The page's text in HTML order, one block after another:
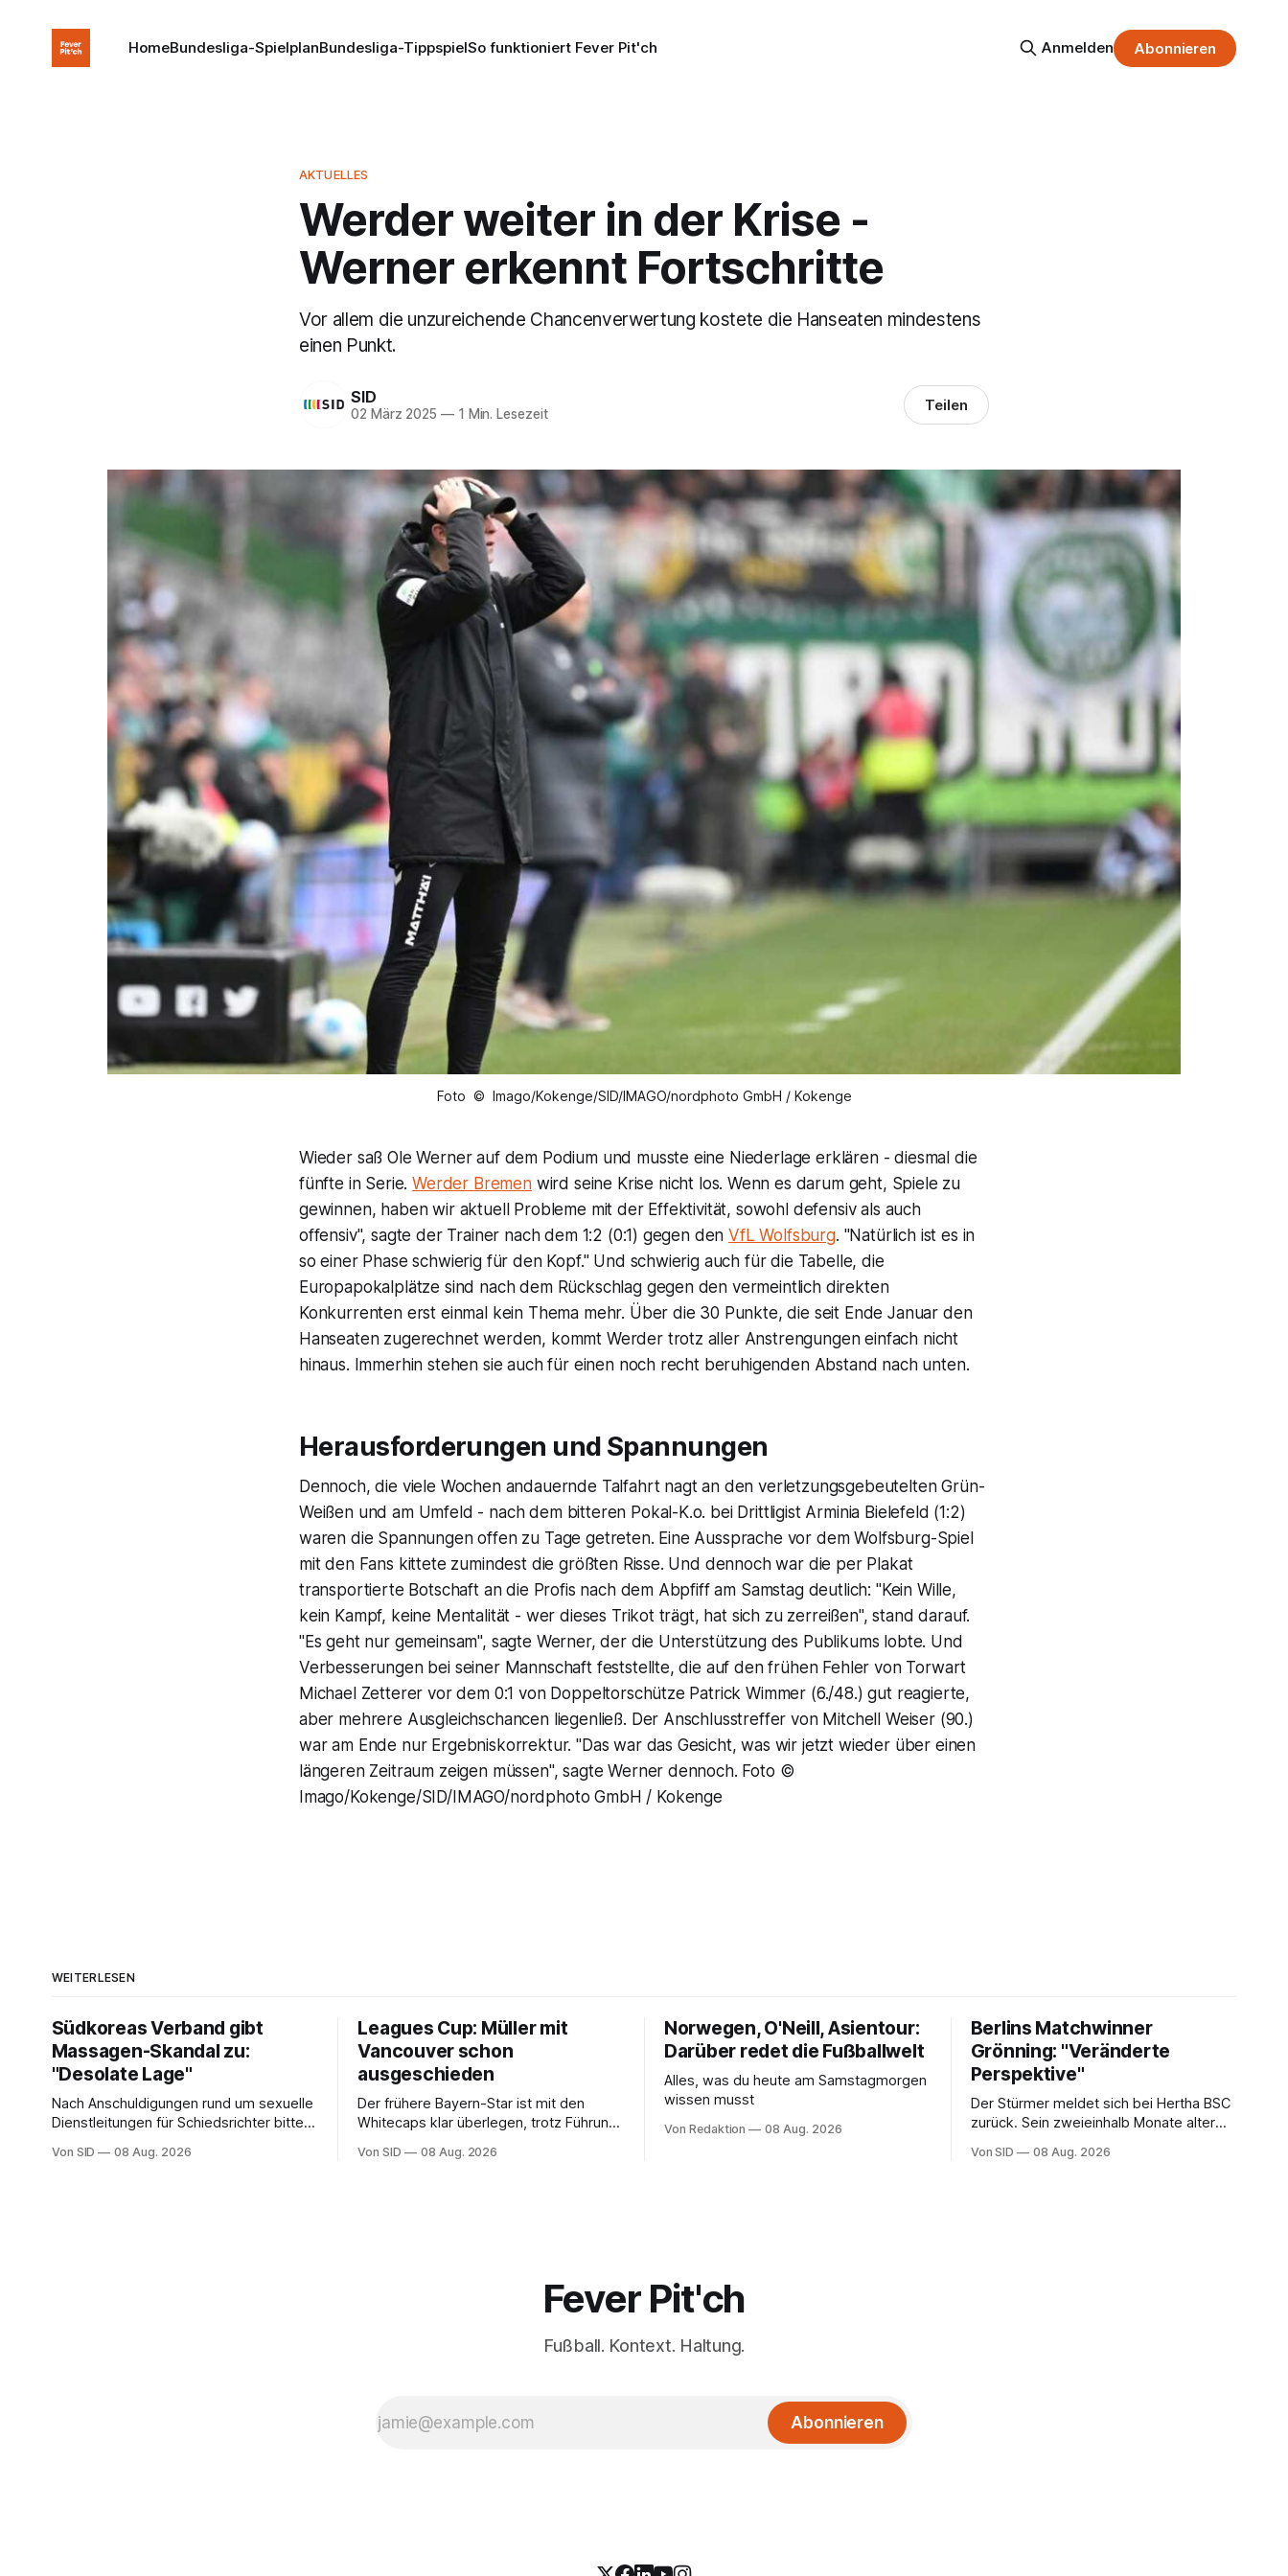
HomeBundesliga-SpielplanBundesliga-TippspielSo funktioniert Fever Pit'ch Anmelden Abonnieren
AKTUELLES
Werder weiter in der Krise -
Werner erkennt Fortschritte
Vor allem die unzureichende Chancenverwertung kostete die Hanseaten mindestens
einen Punkt.
SID
02 März 2025 —1 Min. Lesezeit Teilen
Foto © Imago/Kokenge/SID/IMAGO/nordphoto GmbH / Kokenge
Wieder saß Ole Werner auf dem Podium und musste eine Niederlage erklären - diesmal die
fünfte in Serie.Werder Bremenwird seine Krise nicht los. Wenn es darum geht, Spiele zu
gewinnen, haben wir aktuell Probleme mit der Effektivität, sowohl defensiv als auch
offensiv", sagte der Trainer nach dem 1:2 (0:1) gegen denVfL Wolfsburg. "Natürlich ist es in
so einer Phase schwierig für den Kopf." Und schwierig auch für die Tabelle, die
Europapokalplätze sind nach dem Rückschlag gegen den vermeintlich direkten
Konkurrenten erst einmal kein Thema mehr. Über die 30 Punkte, die seit Ende Januar den
Hanseaten zugerechnet werden, kommt Werder trotz aller Anstrengungen einfach nicht
hinaus. Immerhin stehen sie auch für einen noch recht beruhigenden Abstand nach unten.
Herausforderungen und Spannungen
Dennoch, die viele Wochen andauernde Talfahrt nagt an den verletzungsgebeutelten Grün-
Weißen und am Umfeld - nach dem bitteren Pokal-K.o. bei Drittligist Arminia Bielefeld (1:2)
waren die Spannungen offen zu Tage getreten. Eine Aussprache vor dem Wolfsburg-Spiel
mit den Fans kittete zumindest die größten Risse. Und dennoch war die per Plakat
transportierte Botschaft an die Profis nach dem Abpfiff am Samstag deutlich: "Kein Wille,
kein Kampf, keine Mentalität - wer dieses Trikot trägt, hat sich zu zerreißen", stand darauf.
"Es geht nur gemeinsam", sagte Werner, der die Unterstützung des Publikums lobte. Und
Verbesserungen bei seiner Mannschaft feststellte, die auf den frühen Fehler von Torwart
Michael Zetterer vor dem 0:1 von Doppeltorschütze Patrick Wimmer (6./48.) gut reagierte,
aber mehrere Ausgleichschancen liegenließ. Der Anschlusstreffer von Mitchell Weiser (90.)
war am Ende nur Ergebniskorrektur. "Das war das Gesicht, was wir jetzt wieder über einen
längeren Zeitraum zeigen müssen", sagte Werner dennoch. Foto ©
Imago/Kokenge/SID/IMAGO/nordphoto GmbH / Kokenge
WEITERLESEN
Südkoreas Verband gibt
Massagen-Skandal zu:
"Desolate Lage"
Nach Anschuldigungen rund um sexuelle
Dienstleitungen für Schiedsrichter bittet
Entschuldigung.
Von SID 08 Aug. 2026
Leagues Cup: Müller mit
Vancouver schon
ausgeschieden
Der frühere Bayern-Star ist mit den
Whitecaps klar überlegen, trotz Führung
Aus abzuwenden.
Von SID 08 Aug. 2026
Norwegen, O'Neill, Asientour:
Darüber redet die Fußballwelt
Alles, was du heute am Samstagmorgen
wissen musst
Von Redaktion 08 Aug. 2026
Berlins Matchwinner
Grönning: "Veränderte
Perspektive"
Der Stürmer meldet sich bei Hertha BSC
zurück. Sein zweieinhalb Monate alter
Von SID 08 Aug. 2026
Fever Pit'ch
Fußball. Kontext. Haltung.
Abonnieren